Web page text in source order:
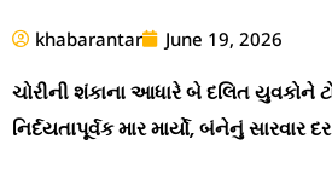
khabarantar June 19, 2026
ચોરીની શંકાના આધારે બે દલિત યુવકોને
નિર્દયતાપૂર્વક માર માર્યો, બંનેનું સારવાર